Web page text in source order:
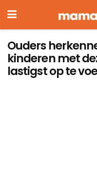
Ouders
kinderen met
lastigst op te